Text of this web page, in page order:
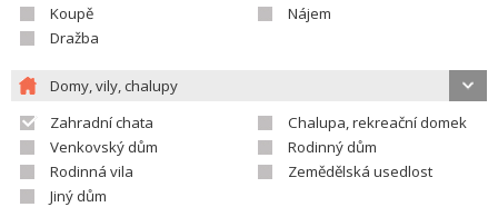
Koupě
Nájem
Dražba
Domy, vily, chalupy
Zahradní chata
Chalupa, rekreační domek
Venkovský dům
Rodinný dům
Rodinná vila
Zemědělská usedlost
Jiný dům